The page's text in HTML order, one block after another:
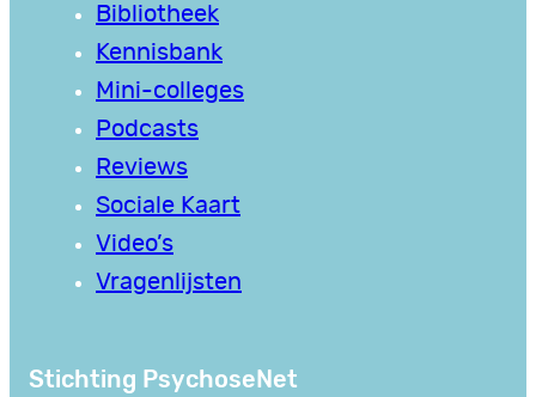
Bibliotheek
Kennisbank
Mini-colleges
Podcasts
Reviews
Sociale Kaart
Video’s
Vragenlijsten
Stichting PsychoseNet